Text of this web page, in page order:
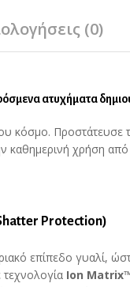
(0)
ατυχήματα
Προστάτευσε
χρήση
Protection)
επίπεδο γυαλί,
Ion Matrix